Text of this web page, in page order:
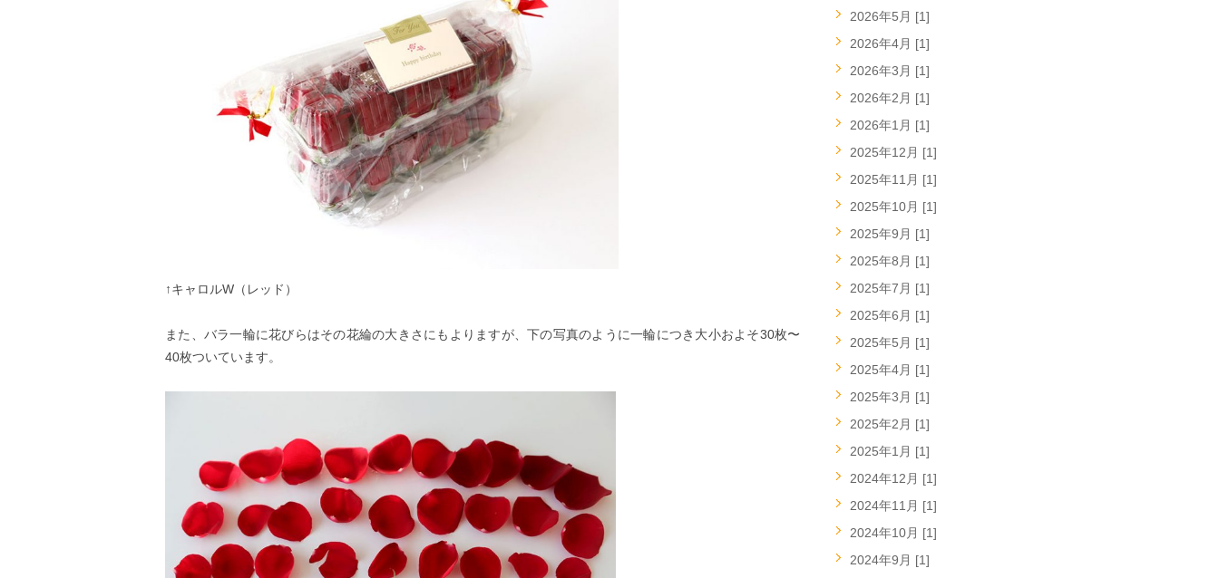
↑キャロルW（レッド）
また、バラ一輪に花びらはその花綸の大きさにもよりますが、下の写真のように一輪につき大小およそ30枚〜
40枚ついています。
2026年5月 [1]
2026年4月 [1]
2026年3月 [1]
2026年2月 [1]
2026年1月 [1]
2025年12月 [1]
2025年11月 [1]
2025年10月 [1]
2025年9月 [1]
2025年8月 [1]
2025年7月 [1]
2025年6月 [1]
2025年5月 [1]
2025年4月 [1]
2025年3月 [1]
2025年2月 [1]
2025年1月 [1]
2024年12月 [1]
2024年11月 [1]
2024年10月 [1]
2024年9月 [1]